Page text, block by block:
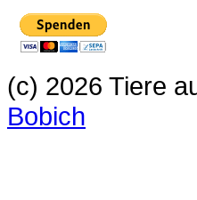
(c) 2026 Tiere
Bobich